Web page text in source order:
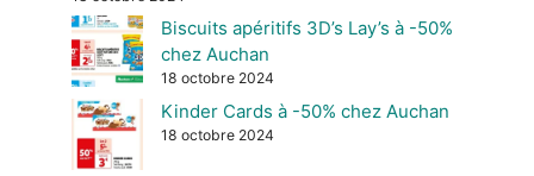
Biscuits apéritifs 3D’s Lay’s à -50%
chez Auchan
18 octobre 2024
Kinder Cards à -50% chez Auchan
18 octobre 2024